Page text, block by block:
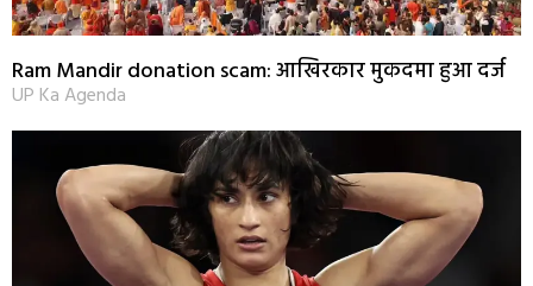
Ram Mandir donation scam: आखिरकार मुकदमा हुआ दर्ज
UP Ka Agenda